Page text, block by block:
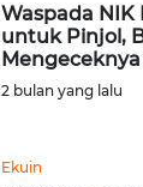
Waspada NIK
untuk Pinjol,
Mengeceknya
2 bulan yang lalu
Ekuin